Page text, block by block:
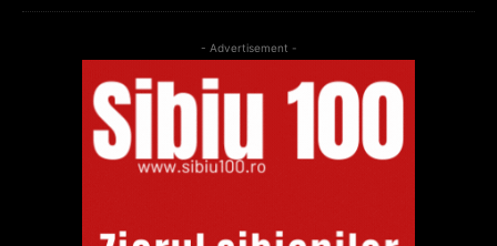
- Advertisement -